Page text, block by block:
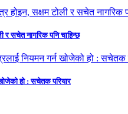
र सचेत नागरिक पनि चाहिन्छ
हो : सचेतक परियार